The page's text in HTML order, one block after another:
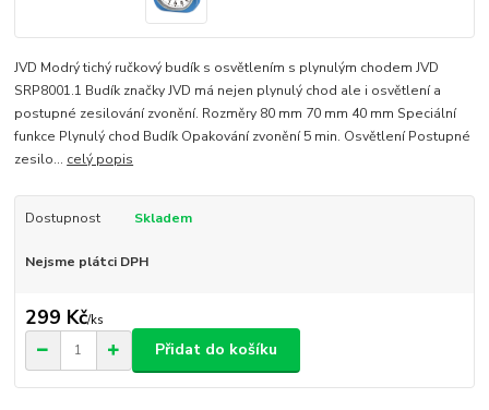
JVD Modrý tichý ručkový budík s osvětlením s plynulým chodem JVD
SRP8001.1 Budík značky JVD má nejen plynulý chod ale i osvětlení a
postupné zesilování zvonění. Rozměry 80 mm 70 mm 40 mm Speciální
funkce Plynulý chod Budík Opakování zvonění 5 min. Osvětlení Postupné
zesilo... celý popis
Dostupnost Skladem
Nejsme plátci DPH
299 Kč/ks
Přidat do košíku